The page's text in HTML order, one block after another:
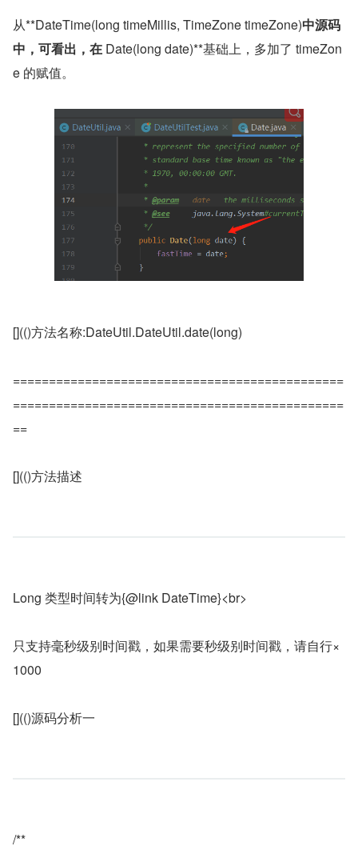
从**DateTime(long timeMillis, TimeZone timeZone)中源码
中，可看出，在 Date(long date)**基础上，多加了 timeZon
e 的赋值。
[](()方法名称:DateUtil.DateUtil.date(long)
==============================================
==============================================
==
[](()方法描述
Long 类型时间转为{@link DateTime}<br>
只支持毫秒级别时间戳，如果需要秒级别时间戳，请自行×
1000
[](()源码分析一
/**